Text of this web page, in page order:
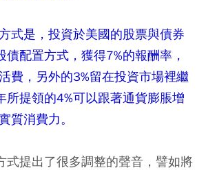
式是，投資於美國的股票與債券
配置方式，獲得7%的報酬率，
費，另外的3%留在投資市場裡繼
所提領的4%可以跟著通貨膨脹增
質消費力。
式提出了很多調整的聲音，譬如將